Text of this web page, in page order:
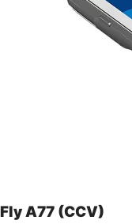
Fly A77 (CCV)